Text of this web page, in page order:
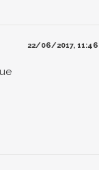
22/06/2017, 11:46